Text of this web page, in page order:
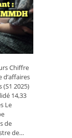
Chiffre
d’affaires
2025)
14,33
Le
de
de…